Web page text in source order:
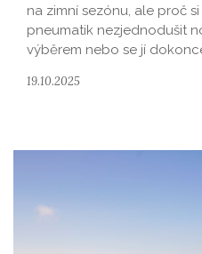
na zimní sezónu, ale proč
pneumatik nezjednodušit
výběrem nebo se jí
19.10.2025